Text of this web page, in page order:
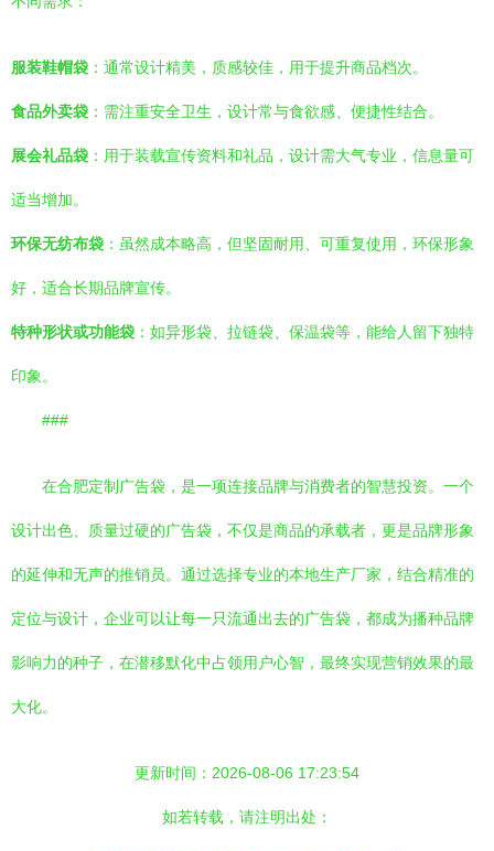
服装鞋帽袋 ：通常设计精美，质感较佳，用于提升商品档次。
食品外卖袋 ：需注重安全卫生，设计常与食欲感、便捷性结合。
展会礼品袋 ：用于装载宣传资料和礼品，设计需大气专业，信息量可
适当增加。
环保无纺布袋 ：虽然成本略高，但坚固耐用、可重复使用，环保形象
好，适合长期品牌宣传。
特种形状或功能袋 ：如异形袋、拉链袋、保温袋等，能给人留下独特
印象。
###
在合肥定制广告袋，是一项连接品牌与消费者的智慧投资。一个
设计出色、质量过硬的广告袋，不仅是商品的承载者，更是品牌形象
的延伸和无声的推销员。通过选择专业的本地生产厂家，结合精准的
定位与设计，企业可以让每一只流通出去的广告袋，都成为播种品牌
影响力的种子，在潜移默化中占领用户心智，最终实现营销效果的最
大化。
更新时间：2026-08-06 17:23:54
如若转载，请注明出处：